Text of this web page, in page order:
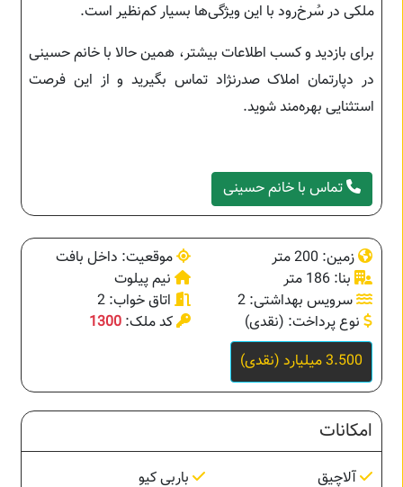
ملکی در سُرخ‌رود با این ویژگی‌ها بسیار کم‌نظیر است.
برای بازدید و کسب اطلاعات بیشتر، همین حالا با خانم حسینی
در دپارتمان املاک صدرنژاد تماس بگیرید و از این فرصت
استثنایی بهره‌مند شوید.
تماس با خانم حسینی
زمین: 200 متر
موقعیت: داخل بافت
بنا: 186 متر
نیم پیلوت
سرویس بهداشتی: 2
اتاق خواب: 2
نوع پرداخت: (نقدی)
کد ملک: 1300
3.500 میلیارد (نقدی)
امکانات
آلاچیق باربی کیو